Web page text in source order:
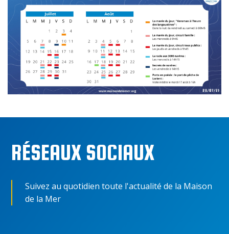
RÉSEAUX SOCIAUX
Suivez au quotidien toute l'actualité de la Maison
de la Mer